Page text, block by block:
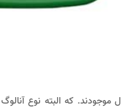
موجودند. که البته نوع